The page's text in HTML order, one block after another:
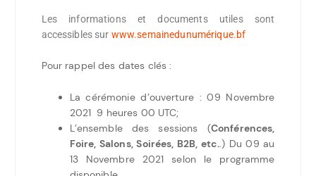
Les informations et documents utiles sont
accessibles sur www.semainedunumérique.bf
Pour rappel des dates clés :
La cérémonie d’ouverture : 09 Novembre
2021 9 heures 00 UTC;
L’ensemble des sessions (Conférences,
Foire, Salons, Soirées, B2B, etc..) Du 09 au
13 Novembre 2021 selon le programme